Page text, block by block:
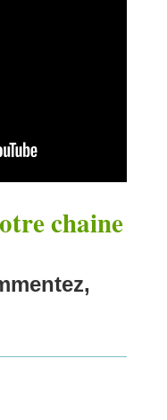
chaine